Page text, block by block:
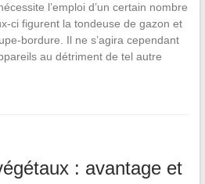
l’emploi d’un certain nombre
ci figurent la tondeuse de gazon et
bordure. Il ne s’agira cependant
au détriment de tel autre
: avantage et